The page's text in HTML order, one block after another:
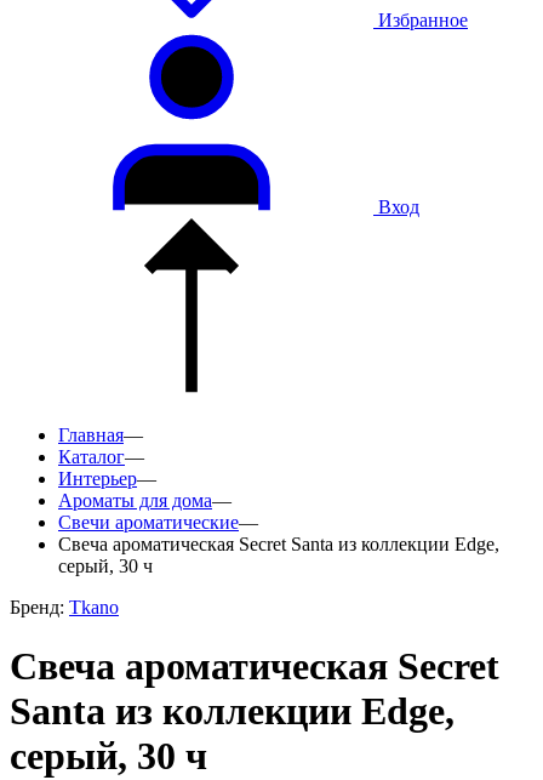
Избранное
Вход
Главная—
Каталог—
Интерьер—
Ароматы для дома—
Свечи ароматические—
Свеча ароматическая Secret Santa из коллекции Edge,
серый, 30 ч
Бренд: Tkano
Свеча ароматическая Secret
Santa из коллекции Edge,
серый, 30 ч